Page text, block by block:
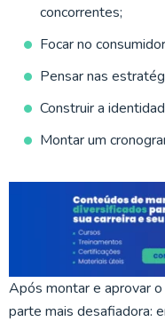
concorrentes;
Focar no
Pensar nas
Construir a
Montar um
Após montar e aprovar
parte mais desafiadora: